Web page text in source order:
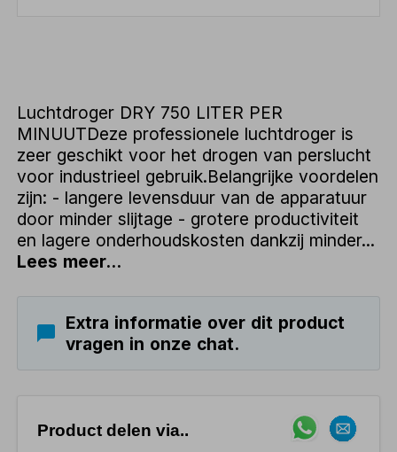
Luchtdroger DRY 750 LITER PER
MINUUTDeze professionele luchtdroger is
zeer geschikt voor het drogen van perslucht
voor industrieel gebruik.Belangrijke voordelen
zijn: - langere levensduur van de apparatuur
door minder slijtage - grotere productiviteit
en lagere onderhoudskosten dankzij minder...
Lees meer...
Extra informatie over dit product
vragen in onze chat.
Product delen via..